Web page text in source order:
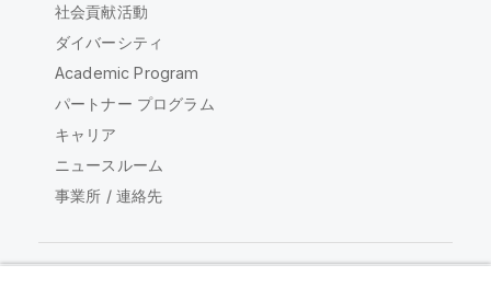
社会貢献活動
ダイバーシティ
Academic Program
パートナー プログラム
キャリア
ニュースルーム
事業所 / 連絡先